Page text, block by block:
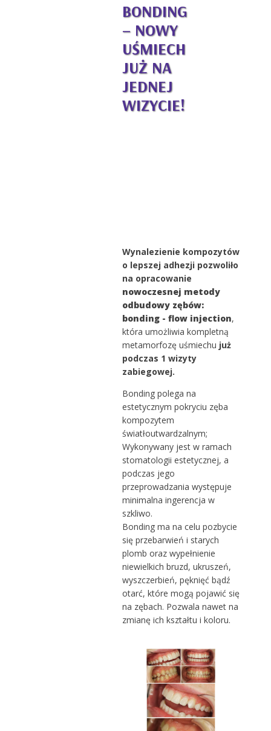
BONDING
– NOWY
UŚMIECH
JUŻ NA
JEDNEJ
WIZYCIE!
Wynalezienie kompozytów
o lepszej adhezji pozwoliło
na opracowanie
nowoczesnej metody
odbudowy zębów:
bonding - flow injection,
która umożliwia kompletną
metamorfozę uśmiechu już
podczas 1 wizyty
zabiegowej.
Bonding polega na
estetycznym pokryciu zęba
kompozytem
światłoutwardzalnym;
Wykonywany jest w ramach
stomatologii estetycznej, a
podczas jego
przeprowadzania występuje
minimalna ingerencja w
szkliwo.
Bonding ma na celu pozbycie
się przebarwień i starych
plomb oraz wypełnienie
niewielkich bruzd, ukruszeń,
wyszczerbień, pęknięć bądź
otarć, które mogą pojawić się
na zębach. Pozwala nawet na
zmianę ich kształtu i koloru.